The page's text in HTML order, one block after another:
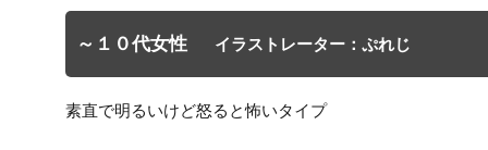
～１０代女性 イラストレーター：ぷれじ
素直で明るいけど怒ると怖いタイプ